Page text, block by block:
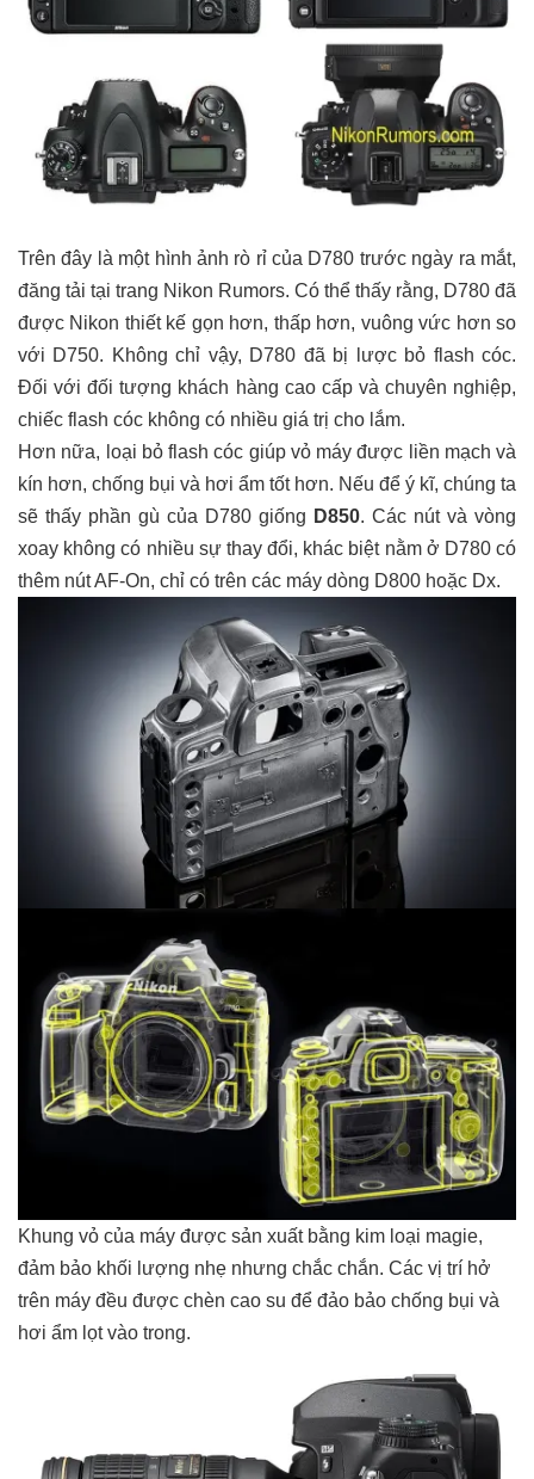
Trên đây là một hình ảnh rò rỉ của D780 trước ngày ra mắt,
đăng tải tại trang Nikon Rumors. Có thể thấy rằng, D780 đã
được Nikon thiết kế gọn hơn, thấp hơn, vuông vức hơn so
với D750. Không chỉ vậy, D780 đã bị lược bỏ flash cóc.
Đối với đối tượng khách hàng cao cấp và chuyên nghiệp,
chiếc flash cóc không có nhiều giá trị cho lắm.
Hơn nữa, loại bỏ flash cóc giúp vỏ máy được liền mạch và
kín hơn, chống bụi và hơi ẩm tốt hơn. Nếu để ý kĩ, chúng ta
sẽ thấy phần gù của D780 giống D850. Các nút và vòng
xoay không có nhiều sự thay đổi, khác biệt nằm ở D780 có
thêm nút AF-On, chỉ có trên các máy dòng D800 hoặc Dx.
Khung vỏ của máy được sản xuất bằng kim loại magie,
đảm bảo khối lượng nhẹ nhưng chắc chắn. Các vị trí hở
trên máy đều được chèn cao su để đảo bảo chống bụi và
hơi ẩm lọt vào trong.